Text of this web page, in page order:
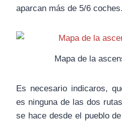
aparcan más de 5/6 coches.
Mapa de la
Es necesario indicaros,
es ninguna de las dos
se hace desde el pueblo